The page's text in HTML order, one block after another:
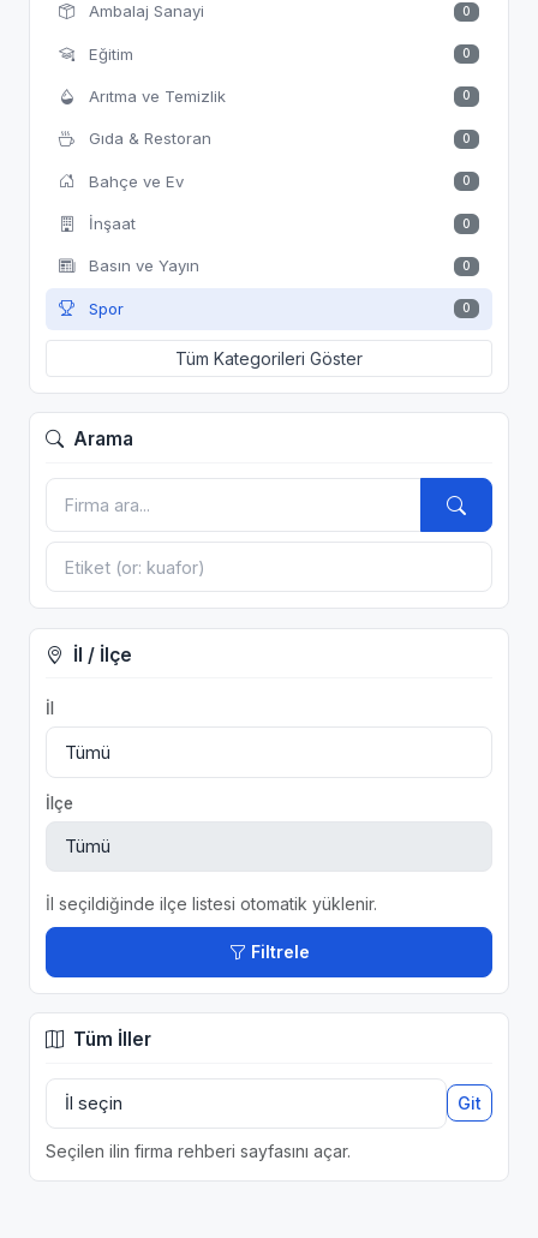
Ambalaj Sanayi 0
Eğitim 0
Arıtma ve Temizlik 0
Gıda & Restoran 0
Bahçe ve Ev 0
İnşaat 0
Basın ve Yayın 0
Spor 0
Tüm Kategorileri Göster
Arama
İl / İlçe
İl
İlçe
İl seçildiğinde ilçe listesi otomatik yüklenir.
Filtrele
Tüm İller
Git
Seçilen ilin firma rehberi sayfasını açar.